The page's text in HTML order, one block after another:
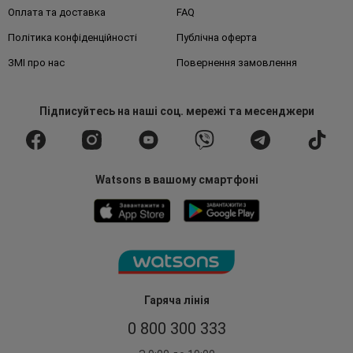
Гаряча лінія
0 800 300 333
Оплата та доставка FAQ
Політика конфіденційності Публічна оферта
ЗМІ про нас Повернення замовлення
Підписуйтесьна наші соц. мережі та месенджери
Watsons в вашому смартфоні